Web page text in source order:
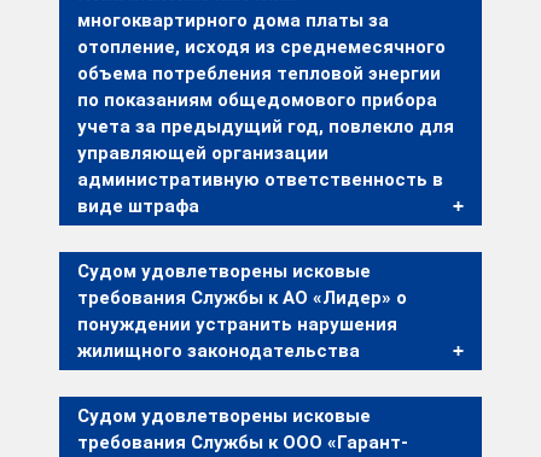
многоквартирного дома платы за
отопление, исходя из среднемесячного
объема потребления тепловой энергии
по показаниям общедомового прибора
учета за предыдущий год, повлекло для
управляющей организации
административную ответственность в
виде штрафа
Судом удовлетворены исковые
требования Службы к АО «Лидер» о
понуждении устранить нарушения
жилищного законодательства
Судом удовлетворены исковые
требования Службы к ООО «Гарант-